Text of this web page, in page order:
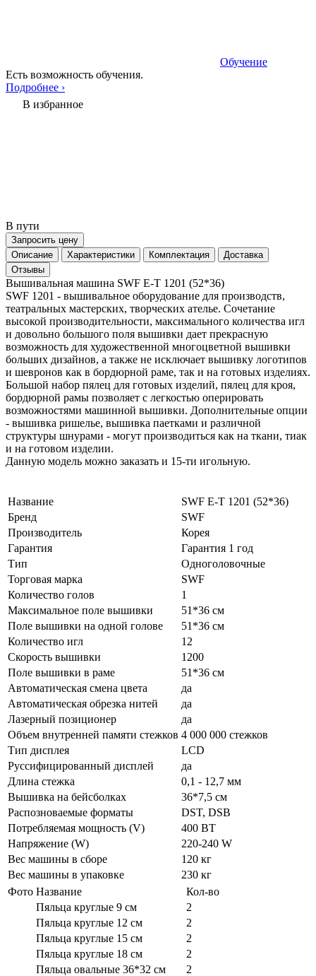
Обучение
Есть возможность обучения.
Подробнее ›
В избранное
В пути
Запросить цену
Описание
Характеристики Комплектация
Доставка
Отзывы
Вышивальная машина SWF E-T 1201 (52*36)
SWF 1201 - вышивальное оборудование для производств,
театральных мастерских, творческих ателье. Сочетание
высокой производительности, максимального количества игл
и довольно большого поля вышивки дает прекрасную
возможность для художественной многоцветной вышивки
больших дизайнов, а также не исключает вышивку логотипов
и шевронов как в бордюрной раме, так и на готовых изделиях.
Большой набор пялец для готовых изделий, пялец для кроя,
бордюрной рамы позволяет с легкостью оперировать
возможностями машинной вышивки. Дополнительные опции
- вышивка ришелье, вышивка паетками и различной
структуры шнурами - могут производиться как на ткани, тиак
и на готовом изделии.
Данную модель можно заказать и 15-ти игольную.
Название
SWF E-T 1201 (52*36)
Бренд
SWF
Производитель
Корея
Гарантия
Гарантия 1 год
Тип
Одноголовочные
Торговая марка
SWF
Количество голов
1
Максимальное поле вышивки
51*36 см
Поле вышивки на одной голове
51*36 см
Количество игл
12
Скорость вышивки
1200
Поле вышивки в раме
51*36 см
Автоматическая смена цвета
да
Автоматическая обрезка нитей
да
Лазерный позиционер
да
Объем внутренней памяти стежков 4 000 000 стежков
Тип дисплея
LCD
Руссифицированный дисплей
да
Длина стежка
0,1 - 12,7 мм
Вышивка на бейсболках
36*7,5 см
Распозноваемые форматы
DST, DSB
Потребляемая мощность (V)
400 ВТ
Напряжение (W)
220-240 W
Вес машины в сборе
120 кг
Вес машины в упаковке
230 кг
Фото Название
Кол-во
Пяльца круглые 9 см
2
Пяльца круглые 12 см
2
Пяльца круглые 15 см
2
Пяльца круглые 18 см
2
Пяльца овальные 36*32 см
2